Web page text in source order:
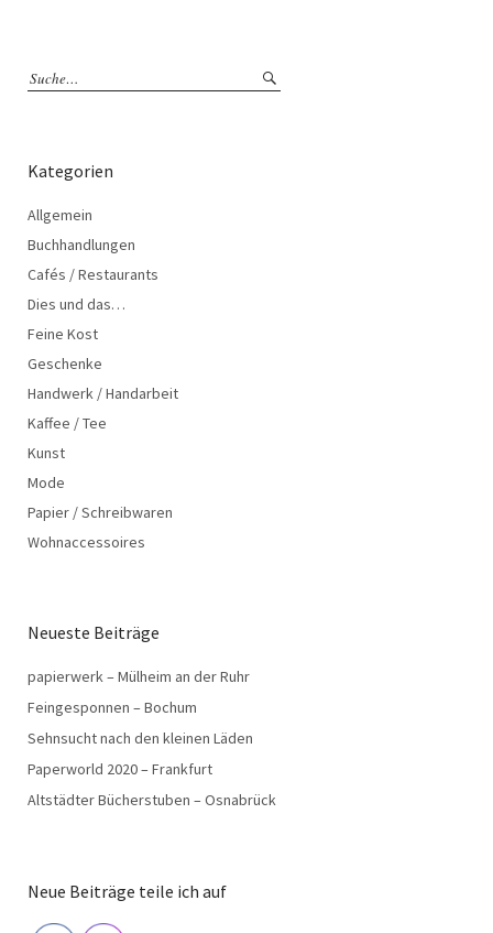
Kategorien
Allgemein
Buchhandlungen
Cafés / Restaurants
Dies und das…
Feine Kost
Geschenke
Handwerk / Handarbeit
Kaffee / Tee
Kunst
Mode
Papier / Schreibwaren
Wohnaccessoires
Neueste Beiträge
papierwerk – Mülheim an der Ruhr
Feingesponnen – Bochum
Sehnsucht nach den kleinen Läden
Paperworld 2020 – Frankfurt
Altstädter Bücherstuben – Osnabrück
Neue Beiträge teile ich auf